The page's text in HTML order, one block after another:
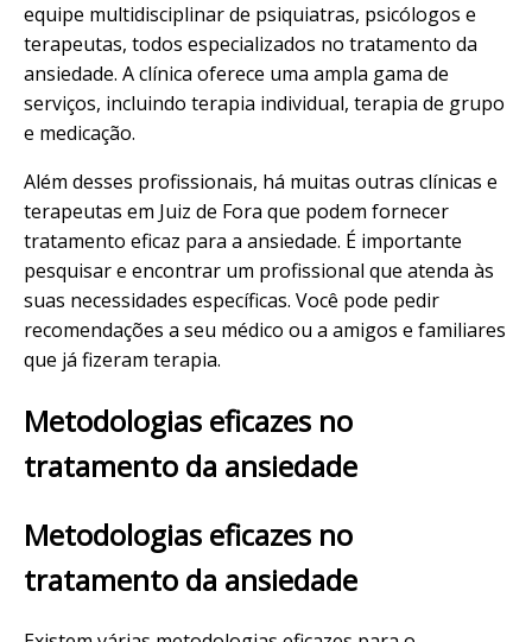
equipe multidisciplinar de psiquiatras, psicólogos e
terapeutas, todos especializados no tratamento da
ansiedade. A clínica oferece uma ampla gama de
serviços, incluindo terapia individual, terapia de grupo
e medicação.
Além desses profissionais, há muitas outras clínicas e
terapeutas em Juiz de Fora que podem fornecer
tratamento eficaz para a ansiedade. É importante
pesquisar e encontrar um profissional que atenda às
suas necessidades específicas. Você pode pedir
recomendações a seu médico ou a amigos e familiares
que já fizeram terapia.
Metodologias eficazes no
tratamento da ansiedade
Metodologias eficazes no
tratamento da ansiedade